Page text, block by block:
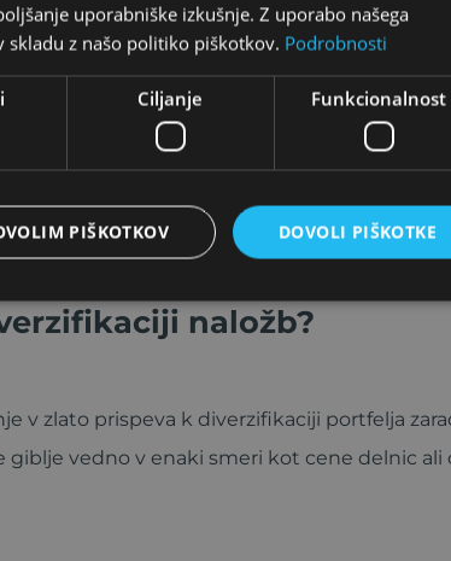
zlatu v časih
ker zlato ohranja svojo vrednost bolje
pogosto pridobiva na vrednosti.
naložb?
v zlato prispeva k diverzifikaciji portfelja
vedno v enaki smeri kot cene delnic ali
uporabniške izkušnje. Z uporabo našega
skladu z našo politiko piškotkov. Podrobnosti
Ciljanje Funkcionalnost
DOVOLI PIŠKOTKE
PIŠKOTKOV